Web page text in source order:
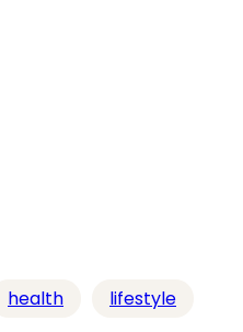
health
lifestyle